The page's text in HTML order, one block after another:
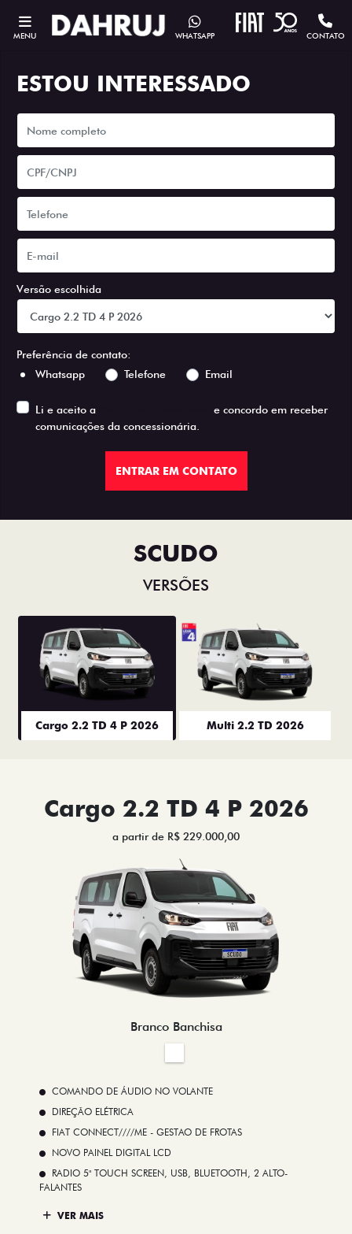
MENU CONTATO
WHATSAPP
ESTOU INTERESSADO
Versão escolhida
Preferência de contato:
Whatsapp
Telefone Email
Li e aceito a
e concordo em receber
comunicações da concessionária.
ENTRAR EM CONTATO
SCUDO
VERSÕES
Cargo 2.2 TD 4 P 2026 Multi 2.2 TD 2026
Cargo 2.2 TD 4 P 2026
a partir de R$ 229.000,00
Branco Banchisa
COMANDO DE ÁUDIO NO VOLANTE
DIREÇÃO ELÉTRICA
FIAT CONNECT////ME - GESTAO DE FROTAS
NOVO PAINEL DIGITAL LCD
RADIO 5" TOUCH SCREEN, USB, BLUETOOTH, 2 ALTO-
FALANTES
VER MAIS